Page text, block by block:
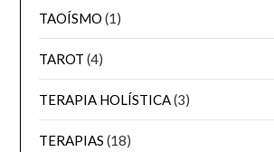
TAOÍSMO (1)
TAROT (4)
TERAPIA HOLÍSTICA(3)
TERAPIAS (18)